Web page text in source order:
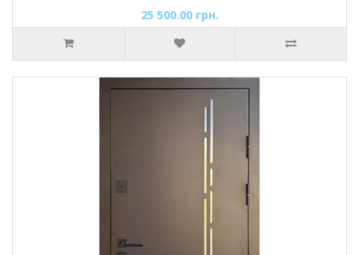
25 500.00 грн.